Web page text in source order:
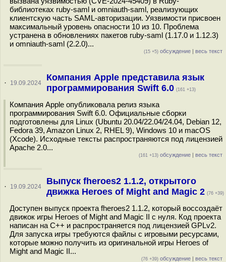
библиотеках ruby-saml и omniauth-saml, реализующих
клиентскую часть SAML-авторизации. Уязвимости присвоен
максимальный уровень опасности 10 из 10. Проблема
устранена в обновлениях пакетов ruby-saml (1.17.0 и 1.12.3)
и omniauth-saml (2.2.0)...
(15 +5) обсуждение | весь текст
· 19.09.2024
Компания Apple представила язык
программирования Swift 6.0 (161 +13)
Компания Apple опубликовала релиз языка
программирования Swift 6.0. Официальные сборки
подготовлены для Linux (Ubuntu 20.04/22.04/24.04, Debian 12,
Fedora 39, Amazon Linux 2, RHEL 9), Windows 10 и macOS
(Xcode). Исходные тексты распространяются под лицензией
Apache 2.0...
(161 +13) обсуждение | весь текст
· 19.09.2024
Выпуск fheroes2 1.1.2, открытого
движка Heroes of Might and Magic 2 (76 +39)
Доступен выпуск проекта fheroes2 1.1.2, который воссоздаёт
движок игры Heroes of Might and Magic II с нуля. Код проекта
написан на C++ и распространяется под лицензией GPLv2.
Для запуска игры требуются файлы с игровыми ресурсами,
которые можно получить из оригинальной игры Heroes of
Might and Magic II...
(76 +39) обсуждение | весь текст